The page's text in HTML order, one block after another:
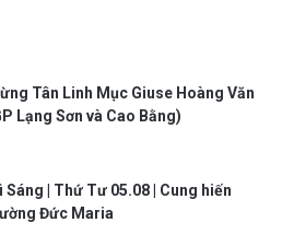
Tân Linh Mục Giuse Hoàng Văn
Lạng Sơn và Cao Bằng)
Sáng | Thứ Tư 05.08 | Cung hiến
Đức Maria